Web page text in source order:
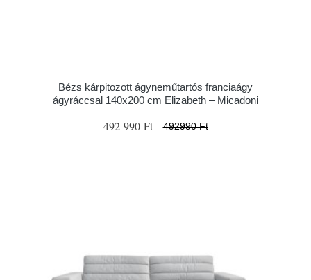
Bézs kárpitozott ágyneműtartós franciaágy
ágyráccsal 140x200 cm Elizabeth – Micadoni
492 990 Ft 492990 Ft